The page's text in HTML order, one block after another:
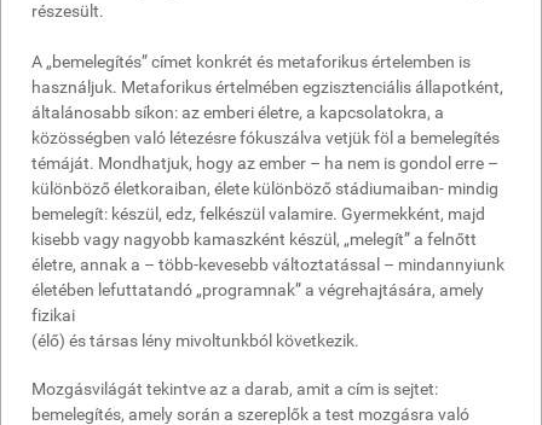
részesült.
A „bemelegítés” címet konkrét és metaforikus értelemben is
használjuk. Metaforikus értelmében egzisztenciális állapotként,
általánosabb síkon: az emberi életre, a kapcsolatokra, a
közösségben való létezésre fókuszálva vetjük föl a bemelegítés
témáját. Mondhatjuk, hogy az ember – ha nem is gondol erre –
különböző életkoraiban, élete különböző stádiumaiban- mindig
bemelegít: készül, edz, felkészül valamire. Gyermekként, majd
kisebb vagy nagyobb kamaszként készül, „melegít” a felnőtt
életre, annak a – több-kevesebb változtatással – mindannyiunk
életében lefuttatandó „programnak” a végrehajtására, amely
fizikai
(élő) és társas lény mivoltunkból következik.
Mozgásvilágát tekintve az a darab, amit a cím is sejtet:
bemelegítés, amely során a szereplők a test mozgásra való